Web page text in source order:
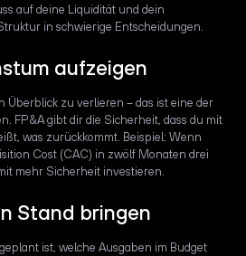
auf deine Liquidität und dein
in schwierige Entscheidungen.
aufzeigen
Überblick zu verlieren – das ist eine der
FP&A gibt dir die Sicherheit, dass du mit
was zurückkommt. Beispiel: Wenn
Cost (CAC) in zwölf Monaten drei
mehr Sicherheit investieren.
Stand bringen
ist, welche Ausgaben im Budget